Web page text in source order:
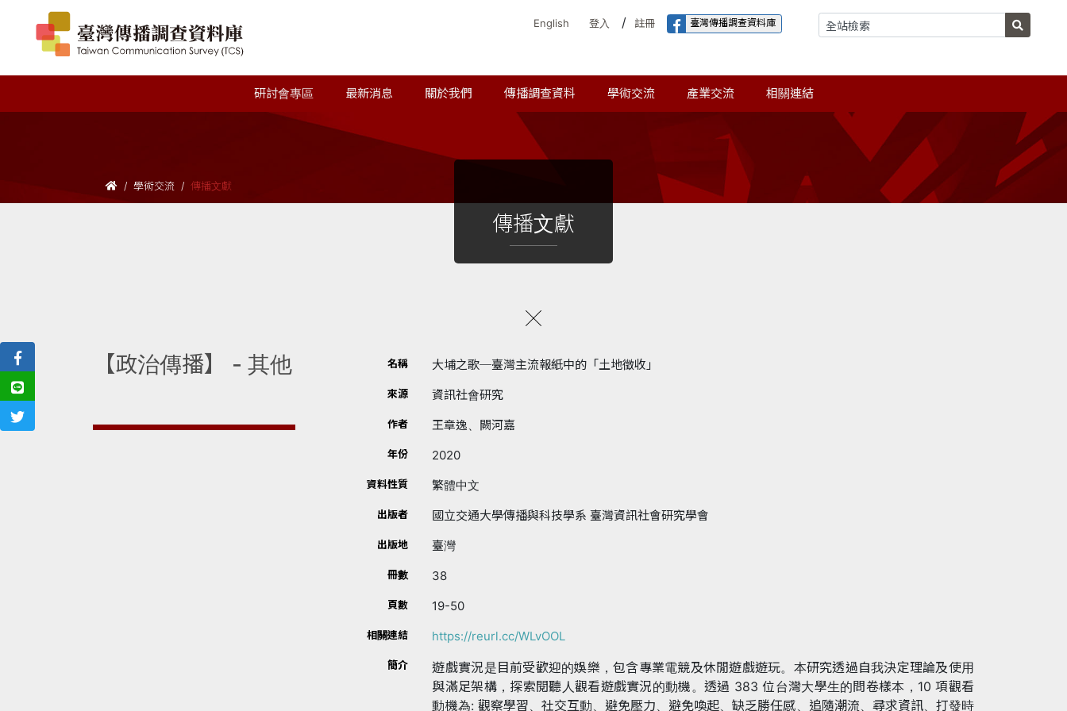
English 登入 / 註冊 臺灣傳播調查資料庫
研討會專區 最新消息 關於我們 傳播調查資料 學術交流 產業交流 相關連結
學術交流 傳播文獻
傳播文獻
【政治傳播】 - 其他 名稱 大埔之歌─臺灣主流報紙中的「土地徵收」
來源 資訊社會研究
作者 王章逸、闕河嘉
年份 2020
資料性質 繁體中文
出版者 國立交通大學傳播與科技學系 臺灣資訊社會研究學會
出版地 臺灣
冊數 38
頁數 19-50
相關連結 https://reurl.cc/WLvOOL
簡介
遊戲實況是目前受歡迎的娛樂，包含專業電競及休閒遊戲遊玩。本研究透過自我決定理論及使用
與滿足架構，探索閱聽人觀看遊戲實況的動機。透過 383 位台灣大學生的問卷樣本，10 項觀看
動機為: 觀察學習、社交互動、避免壓力、避免喚起、缺乏勝任感、追隨潮流、尋求資訊、打發時